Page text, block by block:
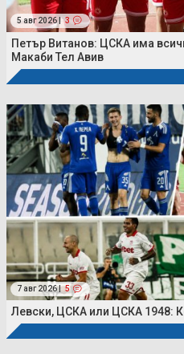
5 авг 2026 | 3
Петър Витанов: ЦСКА има
Макаби Тел Авив
7 авг 2026 | 5
Левски, ЦСКА или ЦСКА 1948: